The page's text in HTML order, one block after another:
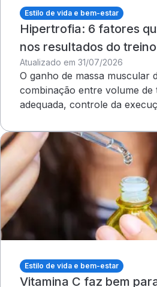
Estilo de vida e bem-estar
Hipertrofia: 6 fatores
nos resultados do treino
Atualizado em 31/07/2026
O ganho de massa muscular
combinação entre volume de
adequada, controle da
Estilo de vida e bem-estar
Vitamina C faz bem